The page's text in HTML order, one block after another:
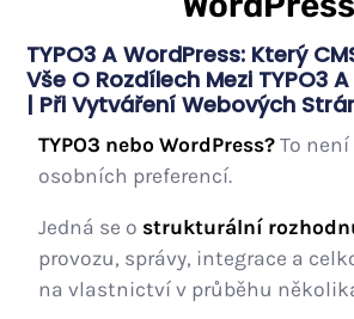
TYPO3 A WordPress: Který
Vše O Rozdílech Mezi TYPO3
| Při Vytváření Webových
TYPO3 nebo WordPress? To
osobních preferencí.
Jedná se o strukturální
provozu, správy, integrace a
na vlastnictví v průběhu